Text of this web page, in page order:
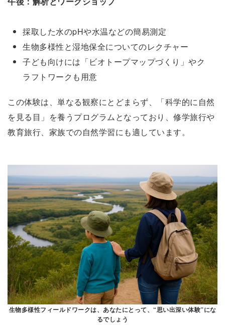
採取した水のpHや水温などの簡易測定
生物多様性と湿地保全についてのレクチャー
子ども向けには「ビオトープマップづくり」やク
ラフトワークも用意
この体験は、単なる観察にとどまらず、「科学的に自然
を見る目」を養うプログラムとなっており、修学旅行や
教育旅行、家族での自然学習にも適しています。
生物多様性フィールドワークは、あなたにとって、“思い出深い体験”にな
るでしょう